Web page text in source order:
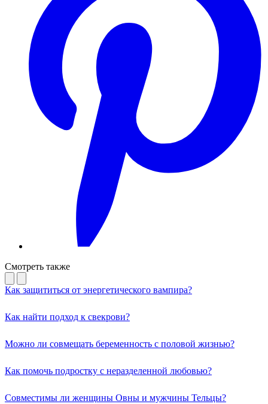
Смотреть также
Как защититься от энергетического вампира?
Как найти подход к свекрови?
Можно ли совмещать беременность с половой жизнью?
Как помочь подростку с неразделенной любовью?
Совместимы ли женщины Овны и мужчины Тельцы?